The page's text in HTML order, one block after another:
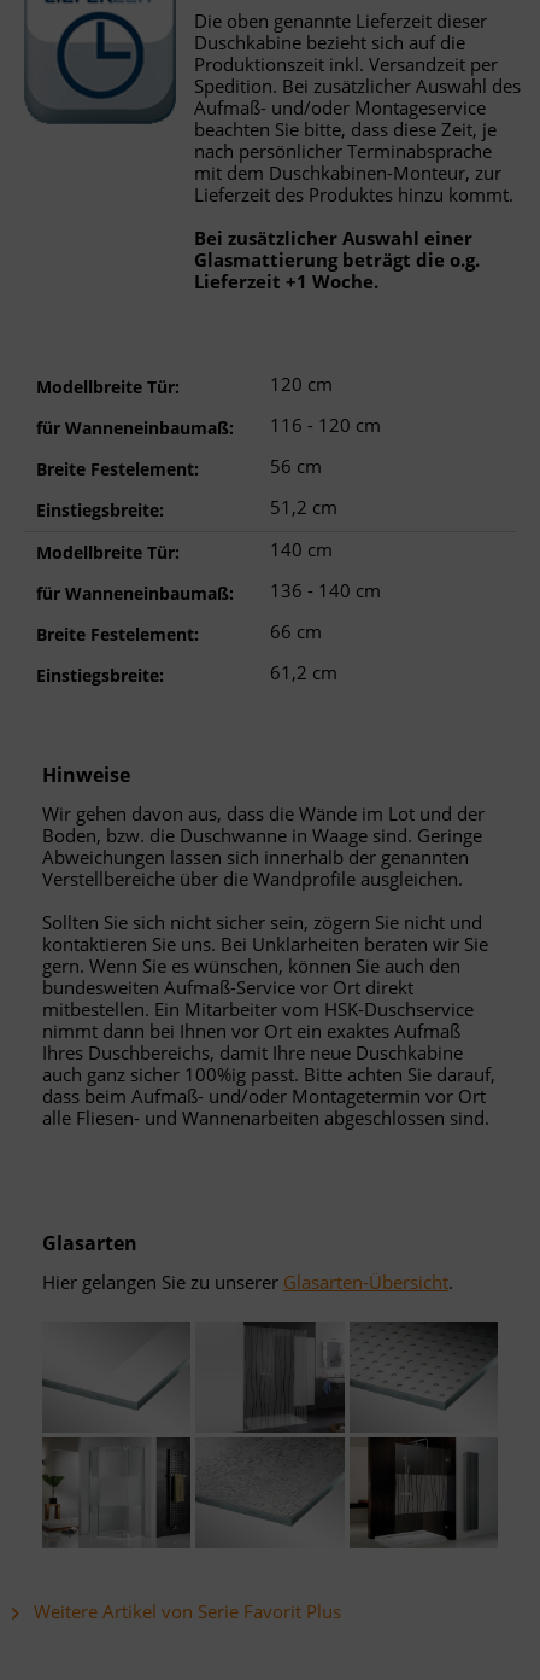
Die oben genannte Lieferzeit dieser
Duschkabine bezieht sich auf die
Produktionszeit inkl. Versandzeit per
Spedition. Bei zusätzlicher Auswahl des
Aufmaß- und/oder Montageservice
beachten Sie bitte, dass diese Zeit, je
nach persönlicher Terminabsprache
mit dem Duschkabinen-Monteur, zur
Lieferzeit des Produktes hinzu kommt.
Bei zusätzlicher Auswahl einer
Glasmattierung beträgt die o.g.
Lieferzeit +1 Woche.
Modellbreite Tür: 120 cm
für Wanneneinbaumaß: 116 - 120 cm
Breite Festelement: 56 cm
Einstiegsbreite: 51,2 cm
Modellbreite Tür: 140 cm
für Wanneneinbaumaß: 136 - 140 cm
Breite Festelement: 66 cm
Einstiegsbreite: 61,2 cm
Hinweise
Wir gehen davon aus, dass die Wände im Lot und der
Boden, bzw. die Duschwanne in Waage sind. Geringe
Abweichungen lassen sich innerhalb der genannten
Verstellbereiche über die Wandprofile ausgleichen.
Sollten Sie sich nicht sicher sein, zögern Sie nicht und
kontaktieren Sie uns. Bei Unklarheiten beraten wir Sie
gern. Wenn Sie es wünschen, können Sie auch den
bundesweiten Aufmaß-Service vor Ort direkt
mitbestellen. Ein Mitarbeiter vom HSK-Duschservice
nimmt dann bei Ihnen vor Ort ein exaktes Aufmaß
Ihres Duschbereichs, damit Ihre neue Duschkabine
auch ganz sicher 100%ig passt. Bitte achten Sie darauf,
dass beim Aufmaß- und/oder Montagetermin vor Ort
alle Fliesen- und Wannenarbeiten abgeschlossen sind.
Glasarten
Hier gelangen Sie zu unserer Glasarten-Übersicht.
Weitere Artikel von Serie Favorit Plus